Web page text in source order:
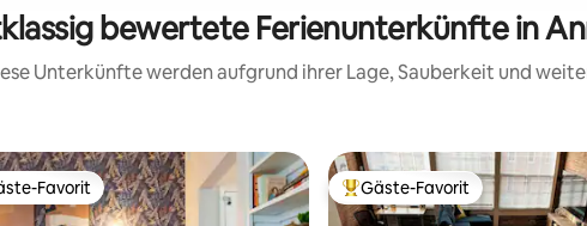
bewertete Ferienunterkünfte in
Unterkünfte werden aufgrund ihrer Lage, Sauberkeit und
Favorit
Favorit Beliebter Gäste-Favorit.
Gäste-Favorit